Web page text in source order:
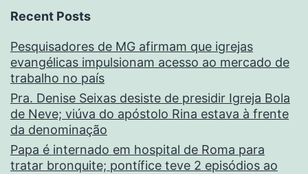
Recent Posts
Pesquisadores de MG afirmam que igrejas
evangélicas impulsionam acesso ao mercado de
trabalho no país
Pra. Denise Seixas desiste de presidir Igreja Bola
de Neve; viúva do apóstolo Rina estava à frente
da denominação
Papa é internado em hospital de Roma para
tratar bronquite; pontífice teve 2 episódios ao